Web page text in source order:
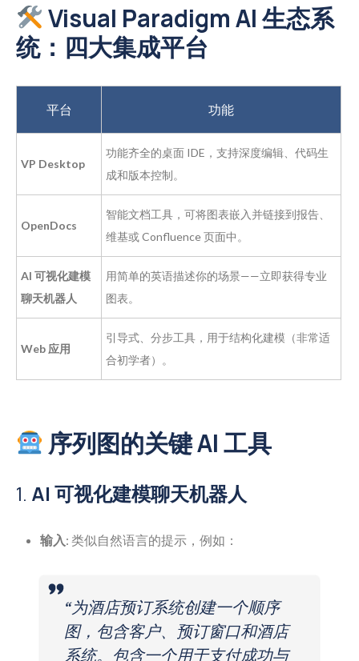
Visual Paradigm AI 生态系
统：四大集成平台
平台 功能
VP Desktop
功能齐全的桌面 IDE，支持深度编辑、代码生
成和版本控制。
OpenDocs
智能文档工具，可将图表嵌入并链接到报告、
维基或 Confluence 页面中。
AI 可视化建模
聊天机器人
用简单的英语描述你的场景——立即获得专业
图表。
Web 应用
引导式、分步工具，用于结构化建模（非常适
合初学者）。
序列图的关键 AI 工具
1. AI 可视化建模聊天机器人
输入 : 类似自然语言的提示，例如：
“为酒店预订系统创建一个顺序
图，包含客户、预订窗口和酒店
系统。包含一个用于支付成功与